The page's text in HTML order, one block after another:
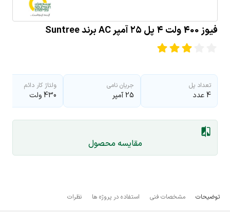
فیوز 400 ولت ۴ پل ۲۵ آمپر AC برند Suntree
تعداد پل
4 عدد
جریان نامی
25 آمپر
ولتاژ کار دائم
430 ولت
مقایسه محصول
توضیحات مشخصات فنی استفاده در پروژه ها نظرات